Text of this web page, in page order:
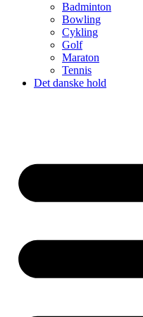
Badminton
Bowling
Cykling
Golf
Maraton
Tennis
Det danske hold